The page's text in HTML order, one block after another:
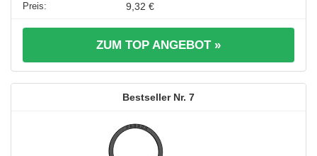
9,32 €
ZUM TOP ANGEBOT »
7